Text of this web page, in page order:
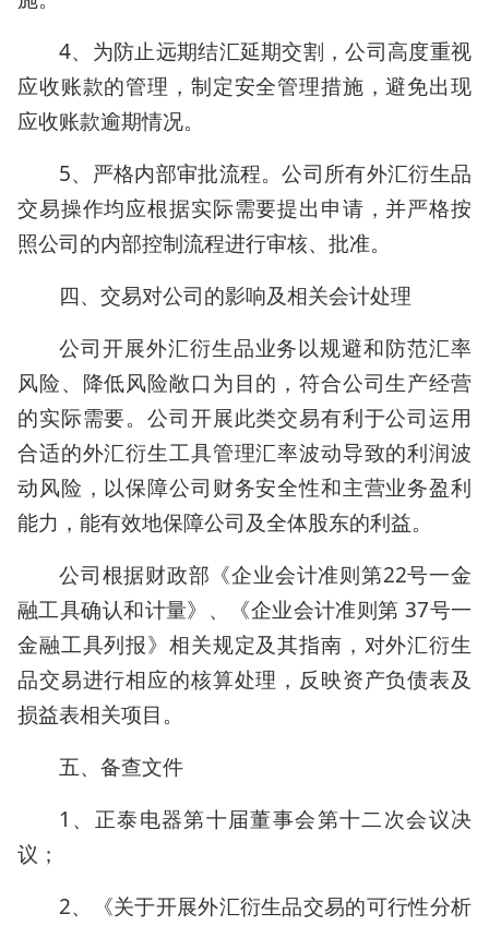
4、为防止远期结汇延期交割，公司高度重视
应收账款的管理，制定安全管理措施，避免出现
应收账款逾期情况。
5、严格内部审批流程。公司所有外汇衍生品
交易操作均应根据实际需要提出申请，并严格按
照公司的内部控制流程进行审核、批准。
四、交易对公司的影响及相关会计处理
公司开展外汇衍生品业务以规避和防范汇率
风险、降低风险敞口为目的，符合公司生产经营
的实际需要。公司开展此类交易有利于公司运用
合适的外汇衍生工具管理汇率波动导致的利润波
动风险，以保障公司财务安全性和主营业务盈利
能力，能有效地保障公司及全体股东的利益。
公司根据财政部《企业会计准则第22号一金
融工具确认和计量》、《企业会计准则第 37号一
金融工具列报》相关规定及其指南，对外汇衍生
品交易进行相应的核算处理，反映资产负债表及
损益表相关项目。
五、备查文件
1、正泰电器第十届董事会第十二次会议决
议；
2、《关于开展外汇衍生品交易的可行性分析